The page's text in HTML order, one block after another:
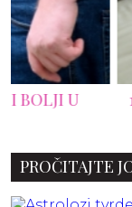
11 STVARI O
PROČITAJTE